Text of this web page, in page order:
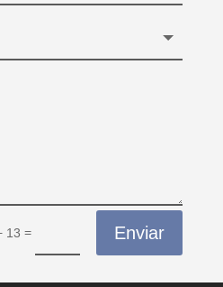
13 = Enviar